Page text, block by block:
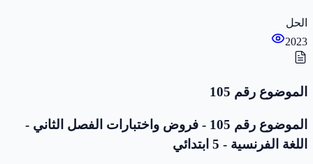
الحل
2023
الموضوع رقم 105
الموضوع رقم 105 - فروض واختبارات الفصل الثاني -
اللغة الفرنسية - 5 ابتدائي